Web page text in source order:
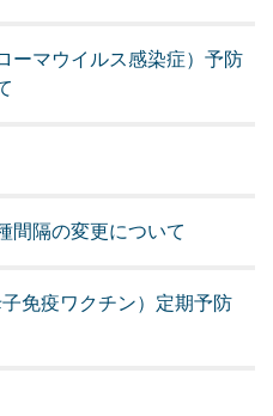
ーマウイルス感染症）予防
間隔の変更について
免疫ワクチン）定期予防